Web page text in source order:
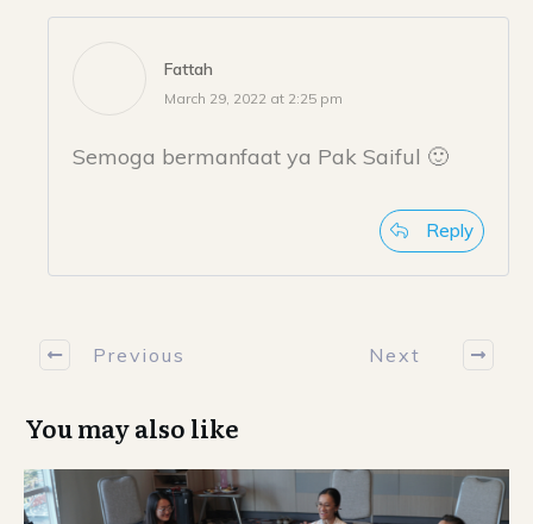
Fattah
March 29, 2022 at 2:25 pm
Semoga bermanfaat ya Pak Saiful 🙂
Reply
Previous Next
You may also like